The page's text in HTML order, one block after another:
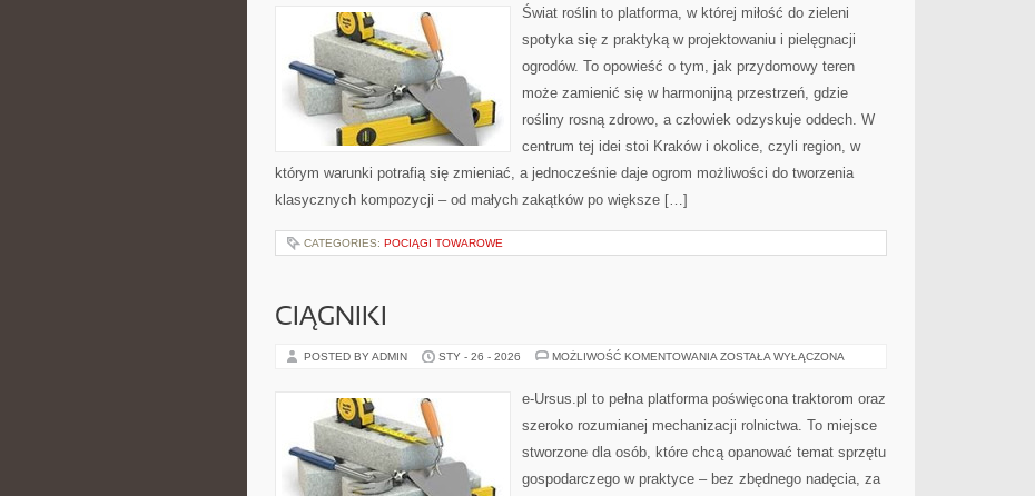
PORACH
ROKU
Świat roślin to platforma, w której miłość do zieleni
spotyka się z praktyką w projektowaniu i pielęgnacji
ogrodów. To opowieść o tym, jak przydomowy teren
może zamienić się w harmonijną przestrzeń, gdzie
rośliny rosną zdrowo, a człowiek odzyskuje oddech. W
centrum tej idei stoi Kraków i okolice, czyli region, w
którym warunki potrafią się zmieniać, a jednocześnie daje ogrom możliwości do tworzenia
klasycznych kompozycji – od małych zakątków po większe […]
CATEGORIES: POCIĄGI TOWAROWE
CIĄGNIKI
POSTED BY ADMIN STY - 26 - 2026 MOŻLIWOŚĆ KOMENTOWANIA CIĄGNIKI
ZOSTAŁA WYŁĄCZONA
e-Ursus.pl to pełna platforma poświęcona traktorom oraz
szeroko rozumianej mechanizacji rolnictwa. To miejsce
stworzone dla osób, które chcą opanować temat sprzętu
gospodarczego w praktyce – bez zbędnego nadęcia, za